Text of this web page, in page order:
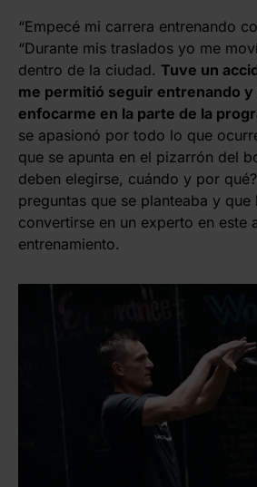
“Empecé mi carrera entrenando
“Durante mis traslados yo me
dentro de la ciudad. Tuve un
me permitió seguir entrenando y
enfocarme en la parte de la
se apasionó por todo lo que
que se apunta en el pizarrón del
deben elegirse, cuándo y por
preguntas que se planteaba y que
convertirse en un experto en este
entrenamiento.